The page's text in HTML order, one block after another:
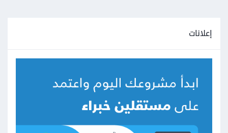
إعلانات